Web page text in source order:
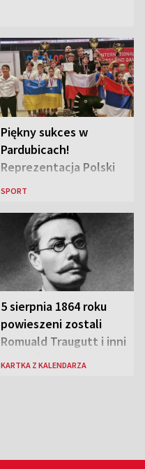
Piękny sukces w
Pardubicach!
Reprezentacja Polski
wygrywa Drużynowe
szachach do lat 12
SPORT
5 sierpnia 1864 roku
powieszeni zostali
Romuald Traugutt i inni
przywódcy Powstania
KARTKA Z KALENDARZA